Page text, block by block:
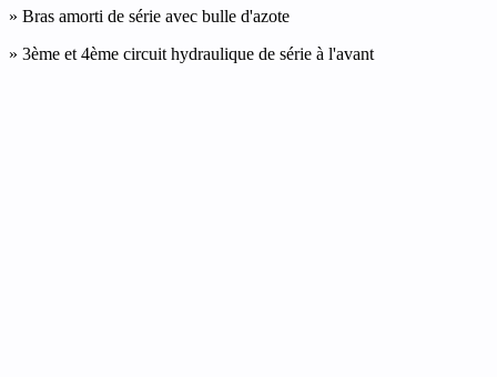
» Bras amorti de série avec bulle d'azote
» 3ème et 4ème circuit hydraulique de série à l'avant